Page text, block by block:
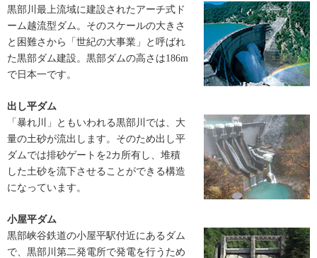
黒部川最上流域に建設されたアーチ式ド
ーム越流型ダム。そのスケールの大きさ
と困難さから「世紀の大事業」と呼ばれ
た黒部ダム建設。黒部ダムの高さは186m
で日本一です。
出し平ダム
「暴れ川」ともいわれる黒部川では、大
量の土砂が流出します。そのため出し平
ダムでは排砂ゲートを2カ所有し、堆積
した土砂を流下させることができる構造
になっています。
小屋平ダム
黒部峡谷鉄道の小屋平駅付近にあるダム
で、黒部川第二発電所で発電を行うため